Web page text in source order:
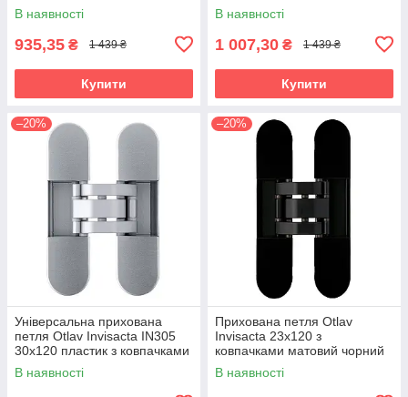
В наявності
935,35 ₴ 1 439 ₴
Купити
В наявності
1 007,30 ₴ 1 439 ₴
Купити
–20%
Універсальна прихована
петля Otlav Invisacta IN305
30х120 пластик з ковпачками
хром матовий (Італія)
В наявності
–20%
Прихована петля Otlav
Invisacta 23х120 з
ковпачками матовий чорний
(Італія)
В наявності